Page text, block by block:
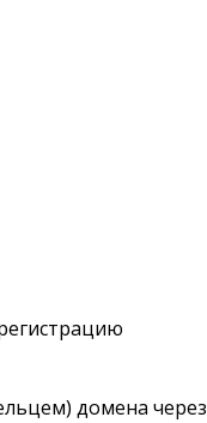
домена через